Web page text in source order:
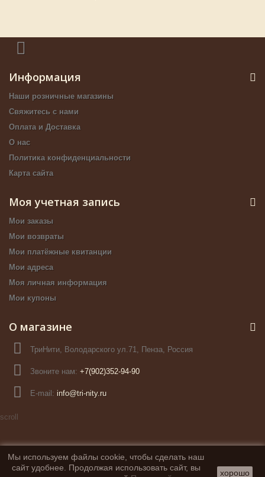
Информация
Наши розничные магазины
Свяжитесь с нами
Оплата и Доставка
О нас
Политика конфиденциальности
Карта сайта
Моя учетная запись
Мои заказы
Мои возвраты
Мои платёжные квитанции
Мои адреса
Моя личная информация
Мои купоны
О магазине
ТриНити, Володарского ул.71, Пенза, Россия
Звоните нам: +7(902)352-94-90
E-mail: info@tri-nity.ru
scroll
Мы используем файлы cookie, чтобы сделать наш
сайт удобнее. Продолжая использовать сайт, вы
хорошо